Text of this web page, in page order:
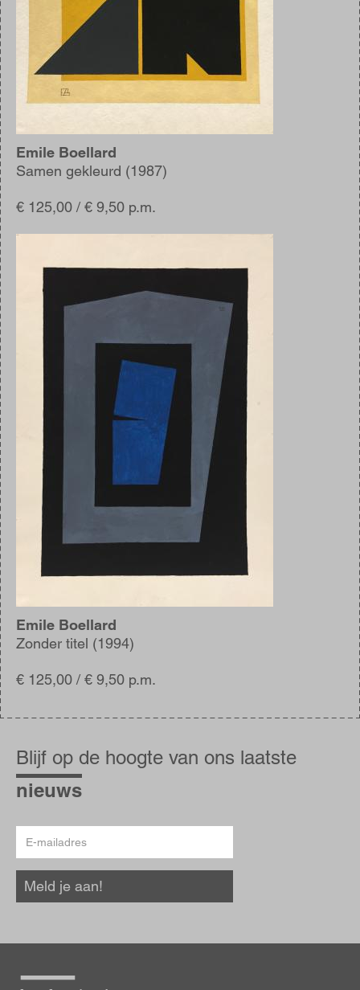
Emile Boellard
Samen gekleurd (1987)
€ 125,00 / € 9,50 p.m.
Emile Boellard
Zonder titel (1994)
€ 125,00 / € 9,50 p.m.
op
de
hoogte
Blijf op de hoogte van ons laatste
nieuws
mailadres
Meld je aan!